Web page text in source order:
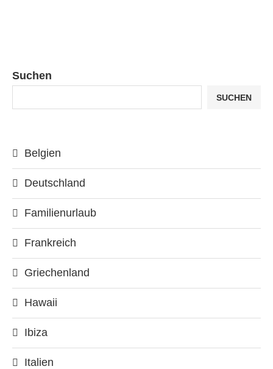
Suchen
SUCHEN
Belgien
Deutschland
Familienurlaub
Frankreich
Griechenland
Hawaii
Ibiza
Italien